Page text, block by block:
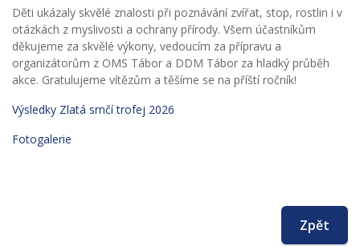
Děti ukázaly skvělé znalosti při poznávání zvířat, stop, rostlin i v
otázkách z myslivosti a ochrany přírody. Všem účastníkům
děkujeme za skvělé výkony, vedoucím za přípravu a
organizátorům z OMS Tábor a DDM Tábor za hladký průběh
akce. Gratulujeme vítězům a těšíme se na příští ročník!
Výsledky Zlatá srnčí trofej 2026
Fotogalerie
Zpět